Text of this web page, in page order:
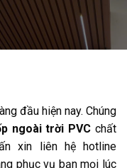
đầu hiện nay. Chúng
ngoài trời PVC chất
xin liên hệ hotline
phục vụ bạn mọi lúc